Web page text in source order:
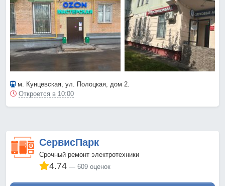
м. Кунцевская, ул. Полоцкая, дом 2.
Откроется в 10:00
СервисПарк
Срочный ремонт электротехники
4.74 609 оценок